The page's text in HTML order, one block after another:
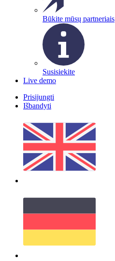
Būkite mūsų partneriais
Susisiekite
Live demo
Prisijungti
Išbandyti